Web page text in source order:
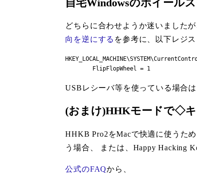
自宅Windowsのホイール
どちらに合わせようか迷いました
向を逆にする を参考に、以下レジ
	FlipFlopWheel = 1
USBレシーバ等を使っている場合
(おまけ)HHKモードで◇キ
HHKB Pro2をMacで快適に使うた
う場合、 または、Happy Hacking
公式のFAQから、